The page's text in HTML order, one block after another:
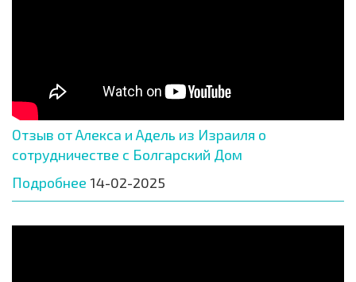
Отзыв от Алекса и Адель из Израиля о
сотрудничестве с Болгарский Дом
Подробнее 14-02-2025